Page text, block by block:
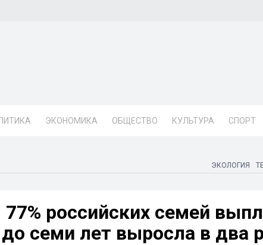
ЭКОНОМИКА ОБЩЕСТВО КУЛЬТУРА СПОРТ
ЭКОЛОГИЯ
российских семей
семи лет выросла в два